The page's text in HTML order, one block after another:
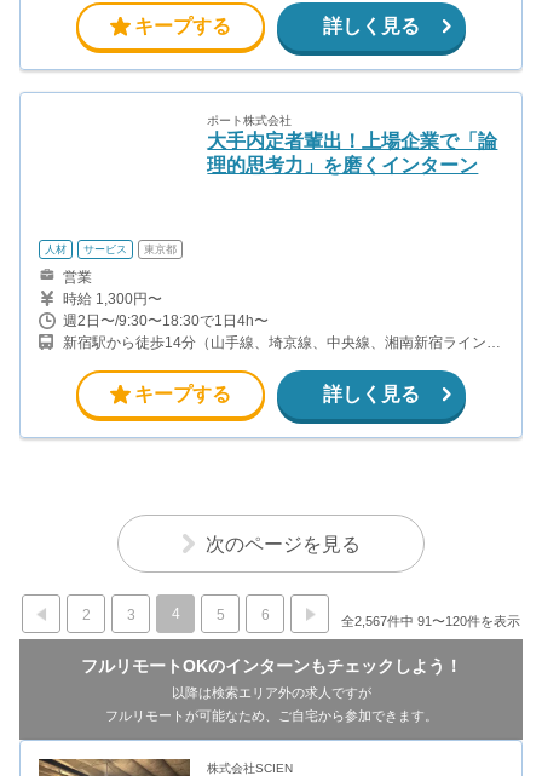
勤務、またはオンライン講師として、勤務地・勤務形態を選択でき
ます。
キープする 詳しく見る
ポート株式会社
大手内定者輩出！上場企業で「論
理的思考力」を磨くインターン
人材 サービス 東京都
営業
時給 1,300円〜
週2日〜/9:30〜18:30で1日4h〜
新宿駅から徒歩14分（山手線、埼京線、中央線、湘南新宿ライン、
（都営大江戸線） 西武新宿駅から徒歩12分（西武新宿線）
キープする 詳しく見る
次のページを見る
2 3 4 5 6 全2,567件中 91〜120件を表示
フルリモートOKのインターンもチェックしよう！
以降は検索エリア外の求人ですが
フルリモートが可能なため、ご自宅から参加できます。
株式会社SCIEN